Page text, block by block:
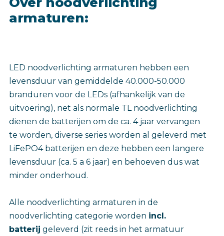
armaturen:
LED noodverlichting armaturen hebben een
levensduur van gemiddelde 40.000-50.000
branduren voor de LEDs (afhankelijk van de
uitvoering), net als normale TL noodverlichting
dienen de batterijen om de ca. 4 jaar vervangen
te worden, diverse series worden al geleverd met
LiFePO4 batterijen en deze hebben een langere
levensduur (ca. 5 a 6 jaar) en behoeven dus wat
minder onderhoud.
Alle noodverlichting armaturen in de
noodverlichting categorie worden incl.
batterij geleverd (zit reeds in het armatuur